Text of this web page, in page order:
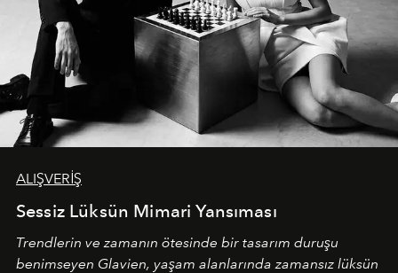
ALIŞVERİŞ
Sessiz Lüksün Mimari Yansıması
Trendlerin ve zamanın ötesinde bir tasarım duruşu
benimseyen Glavien, yaşam alanlarında zamansız lüksün